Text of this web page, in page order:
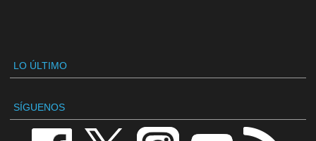
LO ÚLTIMO
SÍGUENOS